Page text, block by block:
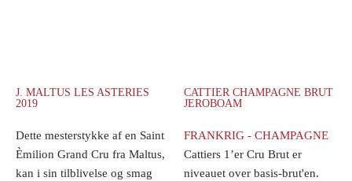
J. MALTUS LES ASTERIES
2019
Dette mesterstykke af en Saint
Èmilion Grand Cru fra Maltus,
kan i sin tilblivelse og smag
CATTIER CHAMPAGNE BRUT
JEROBOAM
FRANKRIG - CHAMPAGNE
Cattiers 1’er Cru Brut er
niveauet over basis-brut'en.